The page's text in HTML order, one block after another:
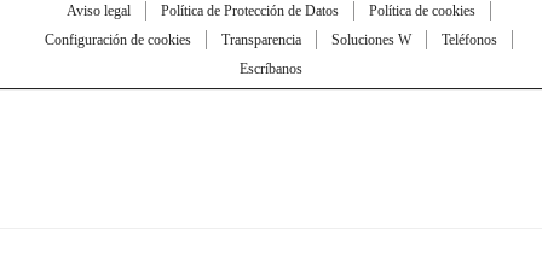
Aviso legal Política de Protección de Datos
Política de cookies
Configuración de cookies
Transparencia Soluciones W
Teléfonos
Escríbanos